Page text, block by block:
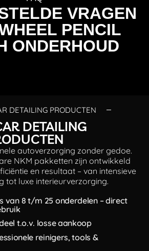
VRAGEN
PENCIL
ONDERHOUD
DETAILING PRODUCTEN
DETAILING
autoverzorging zonder gedoe.
NKM pakketten zijn ontwikkeld
en resultaat – van intensieve
tot luxe interieurverzorging.
van 8 t/m 25 onderdelen – direct
t.o.v. losse aankoop
reinigers, tools &